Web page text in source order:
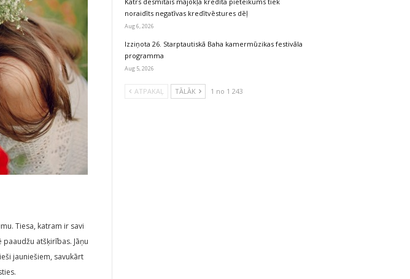
Tiesa, katram ir savi
atšķirības. Jāņu
jauniešiem, savukārt
noraidīts negatīvas kredītvēstures dēļ
Aug 6, 2026
Izziņota 26. Starptautiskā Baha kamermūzikas festivāla
programma
Aug 5, 2026
ATPAKAĻ TĀLĀK 1 no 1 243